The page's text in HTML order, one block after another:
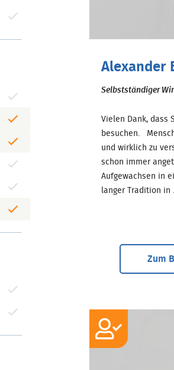
Alexander
Selbstständiger
Vielen Dank, dass
besuchen.
und wirklich zu
schon immer
Aufgewachsen in
langer Tradition in
Zum